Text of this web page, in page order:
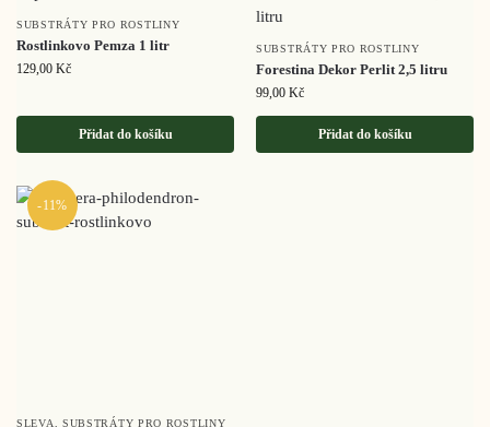
SUBSTRÁTY PRO ROSTLINY
Rostlinkovo Pemza 1 litr
129,00 Kč
Přidat do košíku
SUBSTRÁTY PRO ROSTLINY
Forestina Dekor Perlit 2,5 litru
99,00 Kč
Přidat do košíku
-11%
SLEVA SUBSTRÁTY PRO ROSTLINY